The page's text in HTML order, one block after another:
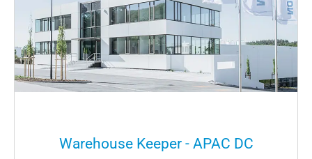
Warehouse Keeper - APAC DC